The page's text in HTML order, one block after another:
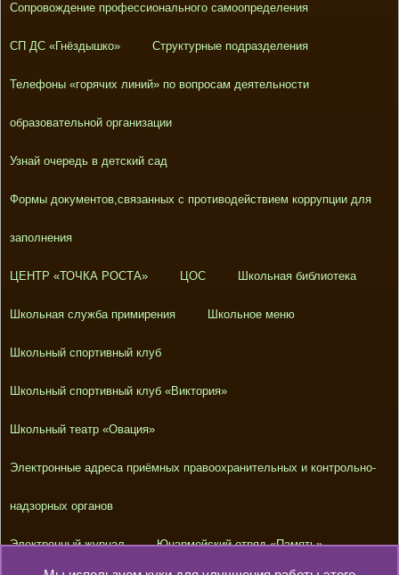
Сопровождение профессионального самоопределения
СП ДС «Гнёздышко» Структурные подразделения
Телефоны «горячих линий» по вопросам деятельности
образовательной организации
Узнай очередь в детский сад
Формы документов,связанных с противодействием коррупции для
заполнения
ЦЕНТР «ТОЧКА РОСТА» ЦОС Школьная библиотека
Школьная служба примирения Школьное меню
Школьный спортивный клуб
Школьный спортивный клуб «Виктория»
Школьный театр «Овация»
Электронные адреса приёмных правоохранительных и контрольно-
надзорных органов
Электронный журнал Юнармейский отряд «Память»